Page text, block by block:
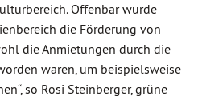
Offenbar wurde
die Förderung von
die Anmietungen durch die
waren, um beispielsweise
so Rosi Steinberger, grüne